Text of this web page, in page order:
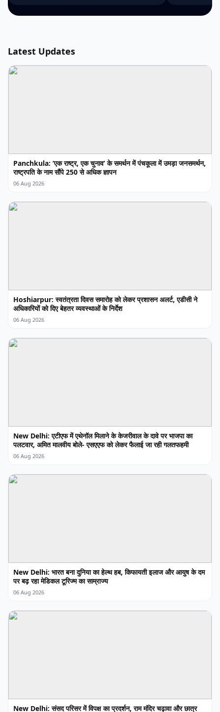
Latest Updates
Panchkula: ‘एक राष्ट्र, एक चुनाव’ के समर्थन में पंचकूला में उमड़ा जनसमर्थन,
राष्ट्रपति के नाम सौंपे 250 से अधिक ज्ञापन
06 Aug 2026
Hoshiarpur: स्वतंत्रता दिवस समारोह को लेकर प्रशासन अलर्ट, एडीसी ने
अधिकारियों को दिए बेहतर व्यवस्थाओं के निर्देश
06 Aug 2026
New Delhi: एटीएफ में एथेनॉल मिलाने के केजरीवाल के दावे पर भाजपा का
पलटवार, अमित मालवीय बोले- एसएएफ को लेकर फैलाई जा रही गलतफहमी
06 Aug 2026
New Delhi: भारत बना दुनिया का हेल्थ हब, किफायती इलाज और आयुष के दम
पर बढ़ रहा मेडिकल टूरिज्म का साम्राज्य
06 Aug 2026
New Delhi: संसद परिसर में विपक्ष का प्रदर्शन, राम मंदिर चढ़ावा और छात्र